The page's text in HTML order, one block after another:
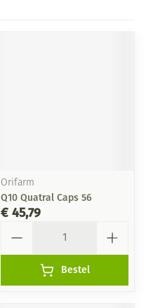
Orifarm
Q10 Quatral Caps 56
€ 45,79
Bestel